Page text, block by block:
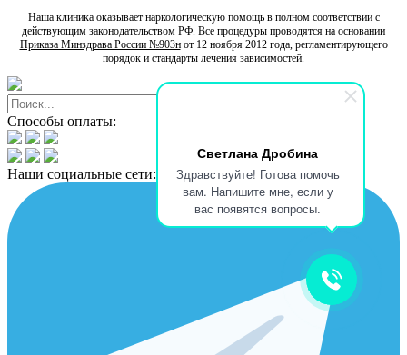
Светлана Дробина
Здравствуйте! Готова помочь
вам. Напишите мне, если у
вас появятся вопросы.
Наша клиника оказывает наркологическую помощь в полном соответствии с
действующим законодательством РФ. Все процедуры проводятся на основании
Приказа Минздрава России №903нот 12 ноября 2012 года, регламентирующего
порядок и стандарты лечения зависимостей.
Способы оплаты:
Наши социальные сети: